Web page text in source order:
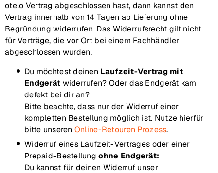
otelo Vertrag abgeschlossen hast, dann kannst den
Vertrag innerhalb von 14 Tagen ab Lieferung ohne
Begründung widerrufen. Das Widerrufsrecht gilt nicht
für Verträge, die vor Ort bei einem Fachhändler
abgeschlossen wurden.
Du möchtest deinen Laufzeit-Vertrag mit
Endgerät widerrufen? Oder das Endgerät kam
defekt bei dir an?
Bitte beachte, dass nur der Widerruf einer
kompletten Bestellung möglich ist. Nutze hierfür
bitte unseren Online-Retouren Prozess.
Widerruf eines Laufzeit-Vertrages oder einer
Prepaid-Bestellungohne Endgerät:
Du kannst für deinen Widerruf unser